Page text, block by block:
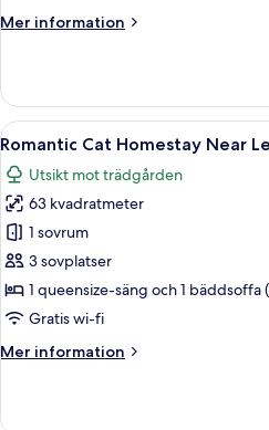
Legoland
Mer information
Mer
Nemo
Family
Homestay
Near
Legoland
w
Slide
Öppna
alla
foton
för
Romantic
Cat
Homestay
Near
18
Romantic Cat Homestay Near
Utsikt mot trädgården
63 kvadratmeter
1 sovrum
3 sovplatser
1 queensize-säng och 1 bäddsoffa
Gratis wi-fi
Mer information
Mer